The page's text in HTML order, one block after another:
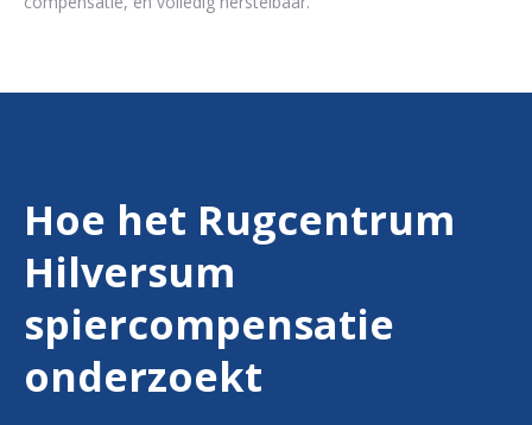
Hoe het Rugcentrum
Hilversum
spiercompensatie
onderzoekt